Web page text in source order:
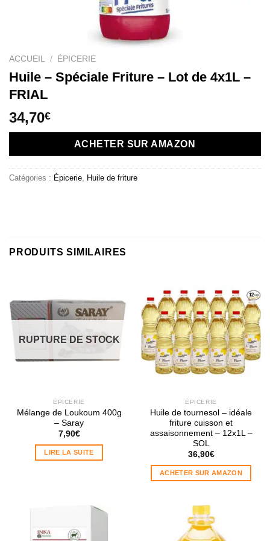
ACCUEIL / ÉPICERIE
Huile – Spéciale Friture – Lot de 4x1L –
FRIAL
34,70€
ACHETER SUR AMAZON
Catégories : Épicerie Huile de friture
PRODUITS SIMILAIRES
RUPTURE DE STOCK
ÉPICERIE
Mélange de Loukoum 400g
– Saray
7,90€
LIRE LA SUITE
ÉPICERIE
Huile de tournesol – idéale
friture cuisson et
assaisonnement – 12x1L –
SOL
36,90€
ACHETER SUR AMAZON